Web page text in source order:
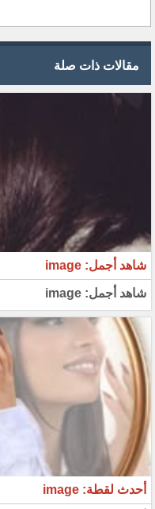
مقالات ذات صلة
شاهد أجمل: image
شاهد أجمل: image
أحدث لقطة: image